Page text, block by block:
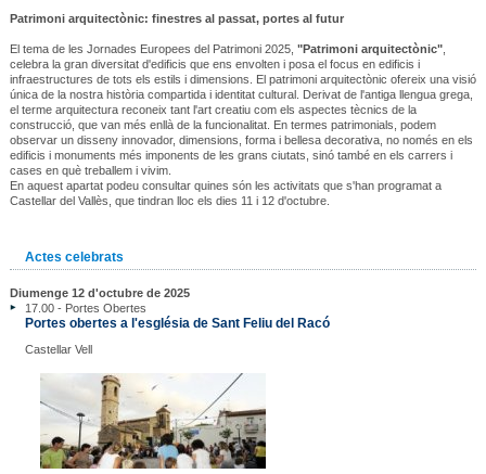
Patrimoni arquitectònic: finestres al passat, portes al futur
El tema de les Jornades Europees del Patrimoni 2025, "Patrimoni arquitectònic",
celebra la gran diversitat d'edificis que ens envolten i posa el focus en edificis i
infraestructures de tots els estils i dimensions. El patrimoni arquitectònic ofereix una visió
única de la nostra història compartida i identitat cultural. Derivat de l'antiga llengua grega,
el terme arquitectura reconeix tant l'art creatiu com els aspectes tècnics de la
construcció, que van més enllà de la funcionalitat. En termes patrimonials, podem
observar un disseny innovador, dimensions, forma i bellesa decorativa, no només en els
edificis i monuments més imponents de les grans ciutats, sinó també en els carrers i
cases en què treballem i vivim.
En aquest apartat podeu consultar quines són les activitats que s'han programat a
Castellar del Vallès, que tindran lloc els dies 11 i 12 d'octubre.
Actes celebrats
Diumenge 12 d'octubre de 2025
17.00 - Portes Obertes
Portes obertes a l'església de Sant Feliu del Racó
Castellar Vell